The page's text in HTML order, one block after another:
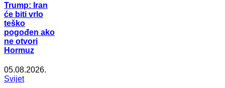
Trump: Iran
će biti vrlo
teško
pogođen ako
ne otvori
Hormuz
05.08.2026.
Svijet